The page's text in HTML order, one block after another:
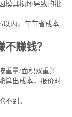
模具损坏导致的批
以内，年节省成本
赚钱？
重量/面积双重计
算出成本，报价时
不到。